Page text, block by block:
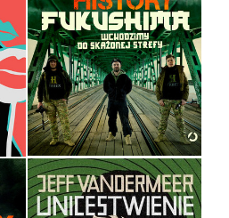
ŁUKASZ DĄBROWSKI,
KONRAD NIEDZIUŁKA, JAKUB
STANKOWSKI
OPRAWA MIĘKKA ZE SKRZYDEŁKAMI
44,90 ZŁ